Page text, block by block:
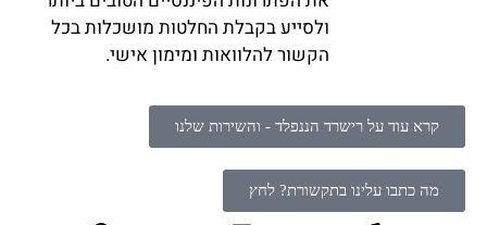
ולסייע בקבלת החלטות מושכלות בכל
הקשור להלוואות ומימון אישי.
קרא עוד על רישרד הננפלד - והשירות שלנו
מה כתבו עלינו בתקשורת? לחץ